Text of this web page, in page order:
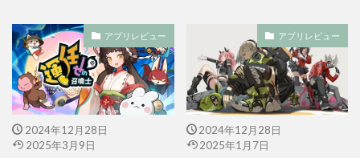
アプリレビュー
2024年12月28日
2025年3月9日
アプリレビュー
2024年12月28日
2025年1月7日